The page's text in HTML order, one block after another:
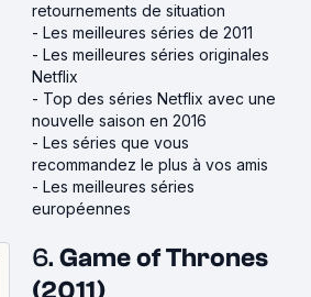
retournements de situation
- Les meilleures séries de 2011
- Les meilleures séries originales
Netflix
- Top des séries Netflix avec une
nouvelle saison en 2016
- Les séries que vous
recommandez le plus à vos amis
- Les meilleures séries
européennes
6. Game of Thrones
(2011)